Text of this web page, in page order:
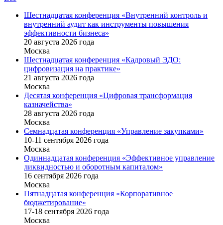
Шестнадцатая конференция «Внутренний контроль и
внутренний аудит как инструменты повышения
эффективности бизнеса»
20 августа 2026 года
Москва
Шестнадцатая конференция «Кадровый ЭДО:
цифровизация на практике»
21 августа 2026 года
Москва
Десятая конференция «Цифровая трансформация
казначейства»
28 августа 2026 года
Москва
Семнадцатая конференция «Управление закупками»
10-11 сентября 2026 года
Москва
Одиннадцатая конференция «Эффективное управление
ликвидностью и оборотным капиталом»
16 cентября 2026 года
Москва
Пятнадцатая конференция «Корпоративное
бюджетирование»
17-18 сентября 2026 года
Москва